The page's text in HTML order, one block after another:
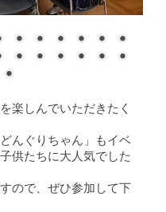
楽しんでいただきたく
んぐりちゃん」もイベ
供たちに大人気でした
ので、ぜひ参加して下